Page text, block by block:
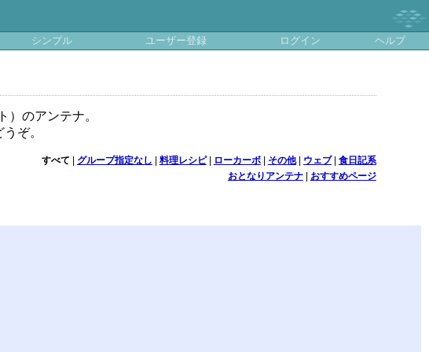
シンプル ユーザー登録 ログイン ヘルプ
）のアンテナ。
ぞ。
すべて グループ指定なし 料理レシピ| ローカーボ| その他| ウェブ| 食日記系
おとなりアンテナ| おすすめページ